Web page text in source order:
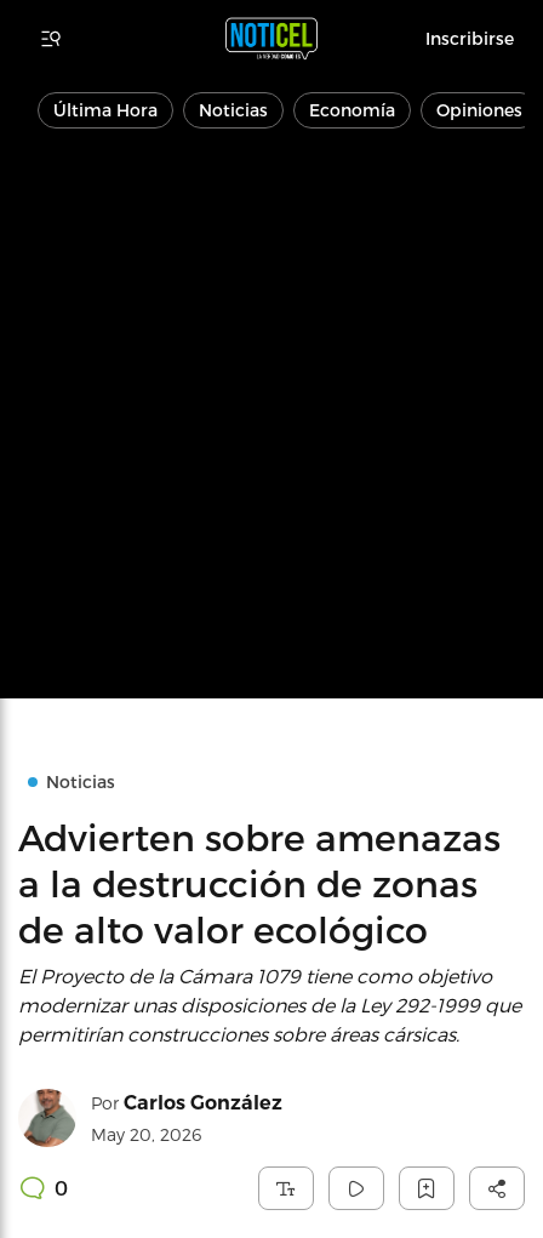
Inscribirse
Última Hora Noticias Economía Opiniones
Noticias
Advierten sobre amenazas
a la destrucción de zonas
de alto valor ecológico
El Proyecto de la Cámara 1079 tiene como objetivo
modernizar unas disposiciones de la Ley 292-1999 que
permitirían construcciones sobre áreas cársicas.
Por Carlos González
May 20, 2026
0